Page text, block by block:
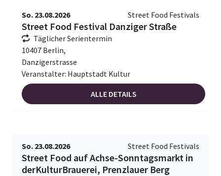
So. 23.08.2026 Street Food Festivals
Street Food Festival Danziger Straße
Täglicher Serientermin
10407 Berlin,
Danzigerstrasse
Veranstalter: Hauptstadt Kultur
ALLE DETAILS
So. 23.08.2026 Street Food Festivals
Street Food auf Achse-Sonntagsmarkt in
derKulturBrauerei, Prenzlauer Berg